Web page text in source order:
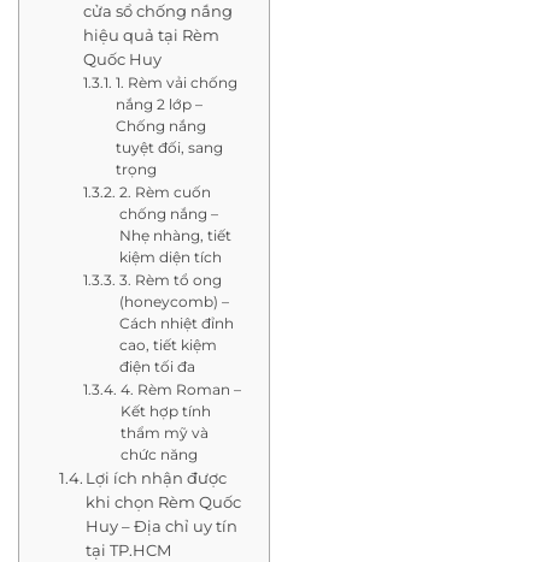
cửa sổ chống nắng
hiệu quả tại Rèm
Quốc Huy
1. Rèm vải chống
nắng 2 lớp –
Chống nắng
tuyệt đối, sang
trọng
2. Rèm cuốn
chống nắng –
Nhẹ nhàng, tiết
kiệm diện tích
3. Rèm tổ ong
(honeycomb) –
Cách nhiệt đỉnh
cao, tiết kiệm
điện tối đa
4. Rèm Roman –
Kết hợp tính
thẩm mỹ và
chức năng
Lợi ích nhận được
khi chọn Rèm Quốc
Huy – Địa chỉ uy tín
tại TP.HCM